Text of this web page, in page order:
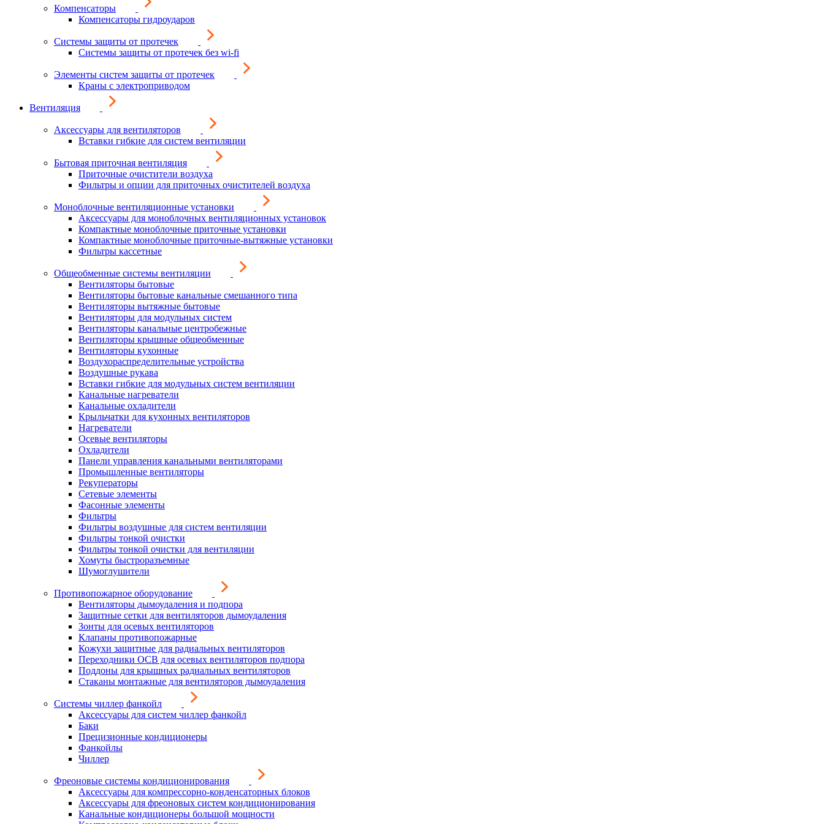
Компенсаторы
Компенсаторы гидроударов
Системы защиты от протечек
Системы защиты от протечек без wi-fi
Элементы систем защиты от протечек
Краны с электроприводом
Вентиляция
Аксессуары для вентиляторов
Вставки гибкие для систем вентиляции
Бытовая приточная вентиляция
Приточные очистители воздуха
Фильтры и опции для приточных очистителей воздуха
Моноблочные вентиляционные установки
Аксессуары для моноблочных вентиляционных установок
Компактные моноблочные приточные установки
Компактные моноблочные приточные-вытяжные установки
Фильтры кассетные
Общеобменные системы вентиляции
Вентиляторы бытовые
Вентиляторы бытовые канальные смешанного типа
Вентиляторы вытяжные бытовые
Вентиляторы для модульных систем
Вентиляторы канальные центробежные
Вентиляторы крышные общеобменные
Вентиляторы кухонные
Воздухораспределительные устройства
Воздушные рукава
Вставки гибкие для модульных систем вентиляции
Канальные нагреватели
Канальные охладители
Крыльчатки для кухонных вентиляторов
Нагреватели
Осевые вентиляторы
Охладители
Панели управления канальными вентиляторами
Промышленные вентиляторы
Рекуператоры
Сетевые элементы
Фасонные элементы
Фильтры
Фильтры воздушные для систем вентиляции
Фильтры тонкой очистки
Фильтры тонкой очистки для вентиляции
Хомуты быстроразъемные
Шумоглушители
Противопожарное оборудование
Вентиляторы дымоудаления и подпора
Защитные сетки для вентиляторов дымоудаления
Зонты для осевых вентиляторов
Клапаны противопожарные
Кожухи защитные для радиальных вентиляторов
Переходники ОСВ для осевых вентиляторов подпора
Поддоны для крышных радиальных вентиляторов
Стаканы монтажные для вентиляторов дымоудаления
Системы чиллер фанкойл
Аксессуары для систем чиллер фанкойл
Баки
Прецизионные кондиционеры
Фанкойлы
Чиллер
Фреоновые системы кондиционирования
Аксессуары для компрессорно-конденсаторных блоков
Аксессуары для фреоновых систем кондиционирования
Канальные кондиционеры большой мощности